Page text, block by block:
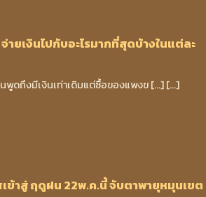
ายเงินไปกับอะไรมากที่สุดบ้างในแต่ละ
พูดถึงมีเงินเท่าเดิมแต่ซื้อของแพงข [...] [...]
ข้าสู่ ฤดูฝน 22พ.ค.นี้ จับตาพายุหมุนเขต